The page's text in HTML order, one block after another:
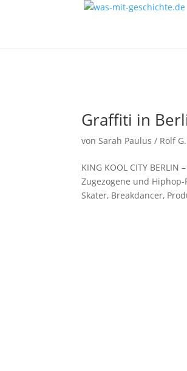
Graffiti in
vonSarah Paulus / Rolf
KING KOOL CITY
Zugezogene und
Skater, Breakdancer,